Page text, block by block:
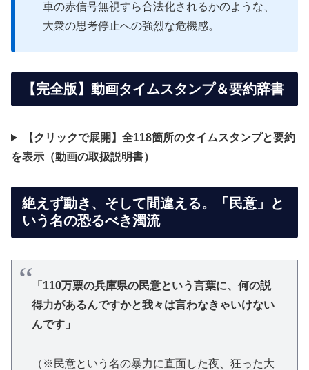
車の赤信号無視すら合法化されるかのような、
大衆の思考停止への強烈な危機感。
【完全版】動画タイムスタンプ＆要約辞書
【クリックで展開】全118箇所のタイムスタンプと要約
を表示（動画の取扱説明書）
絶えず動き、そして間違える。「民意」と
いう名の恐るべき濁流
「110万票の兵庫県の民意という言葉に、何の説
得力があるんですかと我々は言わなきゃいけない
んです」
（※民意という名の暴力に直面した夜、狂った大